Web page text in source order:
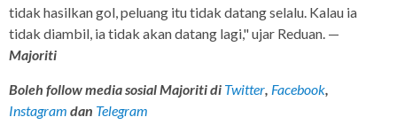
tidak hasilkan gol, peluang itu tidak datang selalu. Kalau ia
tidak diambil, ia tidak akan datang lagi," ujar Reduan. —
Majoriti
Boleh follow media sosial Majoriti di Twitter Facebook
Instagram dan Telegram